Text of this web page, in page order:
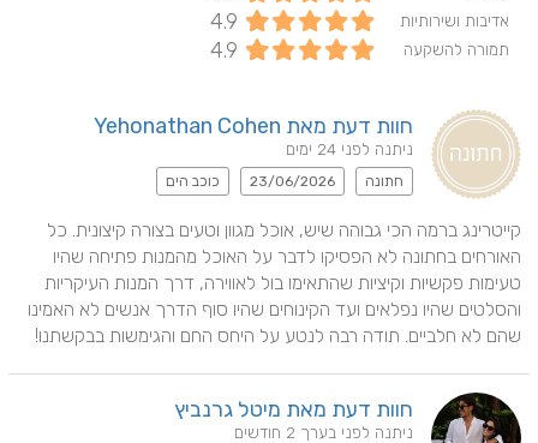
אדיבות ושירותיות 4.9
תמורה להשקעה 4.9
חוות דעת מאת Yehonathan Cohen
ניתנה לפני 24 ימים
חתונה 23/06/2026 כוכב הים
שהם לא חלביים. תודה רבה לנטע על היחס החם והגימשות בבקשתנו!
חוות דעת מאת מיטל גרנביץ
ניתנה לפני בערך 2 חודשים